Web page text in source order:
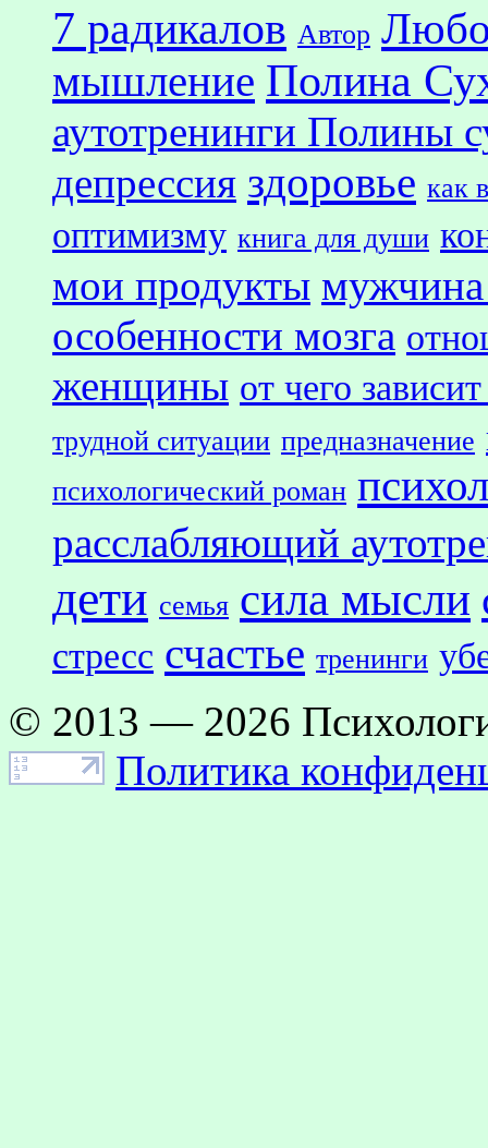
7 радикалов Автор
мышление Полина
аутотренинги Полины
депрессия здоровье как
оптимизму книга для души
мои продукты
особенности мозга
женщины от чего
трудной ситуации предназначение
психологический роман
расслабляющий
дети семья сила мысли
стресс счастье тренинги
© 2013 — 2026
Политика